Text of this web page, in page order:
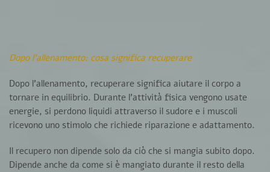
Dopo l’allenamento: cosa significa recuperare
Dopo l’allenamento, recuperare significa aiutare il corpo a
tornare in equilibrio. Durante l’attività fisica vengono usate
energie, si perdono liquidi attraverso il sudore e i muscoli
ricevono uno stimolo che richiede riparazione e adattamento.
Il recupero non dipende solo da ciò che si mangia subito dopo.
Dipende anche da come si è mangiato durante il resto della